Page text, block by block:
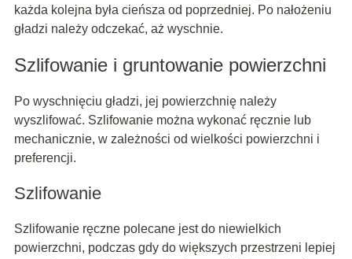
każda kolejna była cieńsza od poprzedniej. Po nałożeniu
gładzi należy odczekać, aż wyschnie.
Szlifowanie i gruntowanie powierzchni
Po wyschnięciu gładzi, jej powierzchnię należy
wyszlifować. Szlifowanie można wykonać ręcznie lub
mechanicznie, w zależności od wielkości powierzchni i
preferencji.
Szlifowanie
Szlifowanie ręczne polecane jest do niewielkich
powierzchni, podczas gdy do większych przestrzeni lepiej